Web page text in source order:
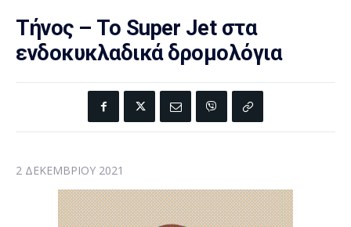
Τήνος – Το Super Jet στα
ενδοκυκλαδικά δρομολόγια
2 ΔΕΚΕΜΒΡΊΟΥ 2021